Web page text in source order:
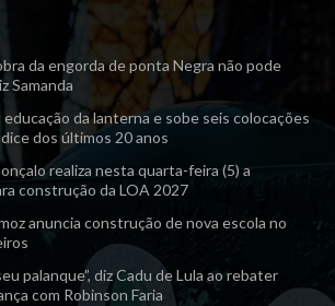
da engorda de ponta Negra não pode
Samanda
da lanterna e sobe seis colocações
dos últimos 20 anos
realiza nesta quarta-feira (5) a
construção da LOA 2027
anuncia construção de nova escola no
palanque”, diz Cadu de Lula ao rebater
com Robinson Faria